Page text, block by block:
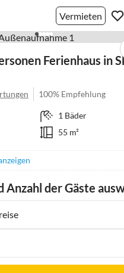
Vermieten
Ferienhaus in
100% Empfehlung
1 Bäder
55 m²
Anzahl der Gäste